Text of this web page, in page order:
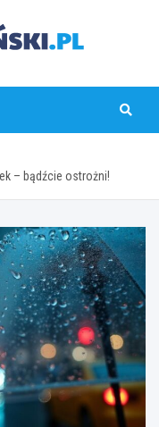
– bądźcie ostrożni!